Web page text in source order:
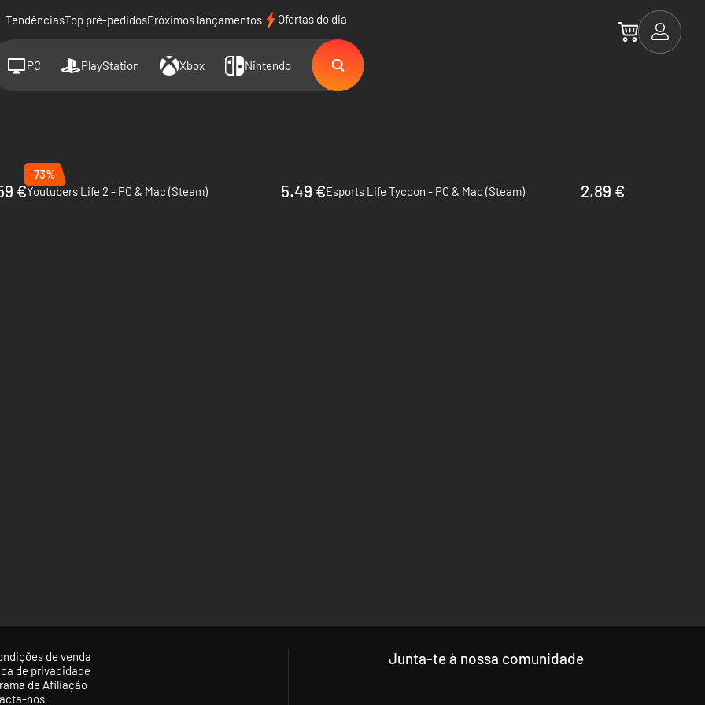
TendênciasTop pré-pedidosPróximos lançamentos Ofertas do dia
PC PlayStation Xbox Nintendo
€
-73%
Youtubers Life 2 - PC & Mac (Steam)
5.49 €Esports Life Tycoon - PC & Mac (Steam) 2.89 €
de venda
de privacidade
de Afiliação
nos
Junta-te à nossa comunidade